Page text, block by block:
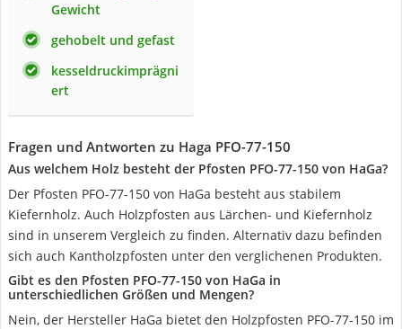
Gewicht
gehobelt und gefast
kesseldruckimprägni
ert
Fragen und Antworten zu Haga PFO-77-150
Aus welchem Holz besteht der Pfosten PFO-77-150 von HaGa?
Der Pfosten PFO-77-150 von HaGa besteht aus stabilem
Kiefernholz. Auch Holzpfosten aus Lärchen- und Kiefernholz
sind in unserem Vergleich zu finden. Alternativ dazu befinden
sich auch Kantholzpfosten unter den verglichenen Produkten.
Gibt es den Pfosten PFO-77-150 von HaGa in
unterschiedlichen Größen und Mengen?
Nein, der Hersteller HaGa bietet den Holzpfosten PFO-77-150 im